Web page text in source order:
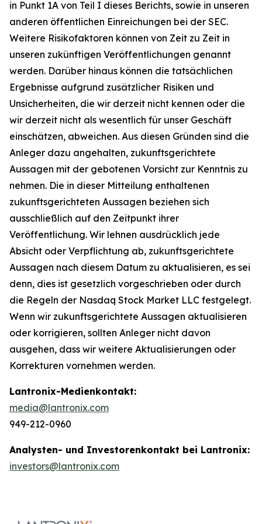
in Punkt 1A von Teil I dieses Berichts, sowie in unseren
anderen öffentlichen Einreichungen bei der SEC.
Weitere Risikofaktoren können von Zeit zu Zeit in
unseren zukünftigen Veröffentlichungen genannt
werden. Darüber hinaus können die tatsächlichen
Ergebnisse aufgrund zusätzlicher Risiken und
Unsicherheiten, die wir derzeit nicht kennen oder die
wir derzeit nicht als wesentlich für unser Geschäft
einschätzen, abweichen. Aus diesen Gründen sind die
Anleger dazu angehalten, zukunftsgerichtete
Aussagen mit der gebotenen Vorsicht zur Kenntnis zu
nehmen. Die in dieser Mitteilung enthaltenen
zukunftsgerichteten Aussagen beziehen sich
ausschließlich auf den Zeitpunkt ihrer
Veröffentlichung. Wir lehnen ausdrücklich jede
Absicht oder Verpflichtung ab, zukunftsgerichtete
Aussagen nach diesem Datum zu aktualisieren, es sei
denn, dies ist gesetzlich vorgeschrieben oder durch
die Regeln der Nasdaq Stock Market LLC festgelegt.
Wenn wir zukunftsgerichtete Aussagen aktualisieren
oder korrigieren, sollten Anleger nicht davon
ausgehen, dass wir weitere Aktualisierungen oder
Korrekturen vornehmen werden.
Lantronix-Medienkontakt:
media@lantronix.com
949-212-0960
Analysten- und Investorenkontakt bei Lantronix:
investors@lantronix.com